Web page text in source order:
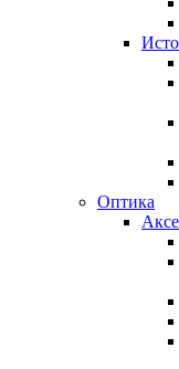
Оптика